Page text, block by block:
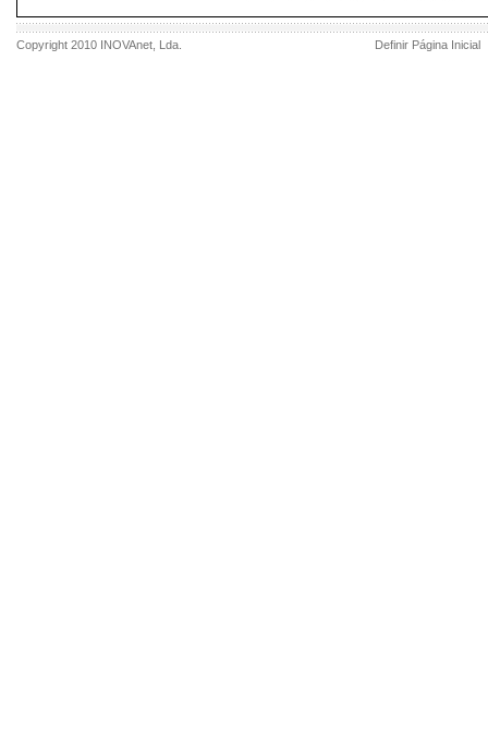
Copyright 2010 INOVAnet , Lda. Definir Página Inicial